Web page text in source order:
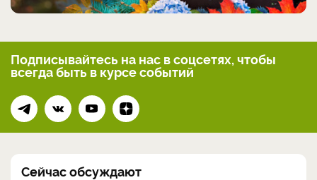
Подписывайтесь на нас в соцсетях, чтобы
всегдабыть в курсе событий
Сейчас обсуждают